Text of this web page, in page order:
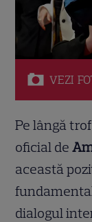
VEZI
Pe lângă
oficial de
această
dialogul